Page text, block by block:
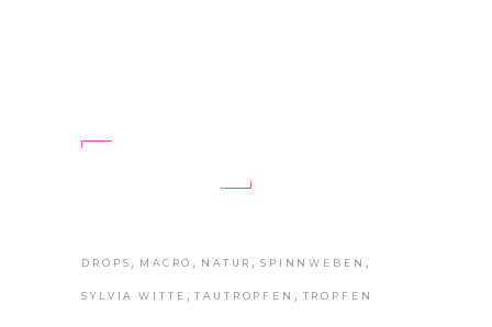
DROPS , MACRO , NATUR , SPINNWEBEN ,
SYLVIA WITTE ,TAUTROPFEN , TROPFEN